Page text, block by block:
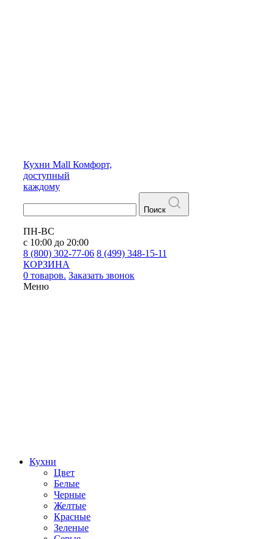
Кухни Mall Комфорт,
доступный
каждому
Поиск
ПН-ВС
с 10:00 до 20:00
8 (800) 302-77-06 8 (499) 348-15-11
КОРЗИНА
0 товаров. Заказать звонок
Меню
Кухни
Цвет
Белые
Черные
Желтые
Красные
Зеленые